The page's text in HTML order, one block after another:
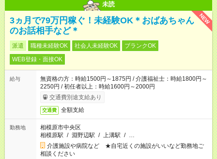
未読
NEW
3ヵ月で79万円稼ぐ！未経験OK＊おばあちゃん
のお話相手など＊
派遣 職種未経験OK 社会人未経験OK
ブランクOK
WEB登録・面接OK
給与
無資格の方：時給1500円～1875円 / 介護福祉士：時給1800円～
2250円 / 初任者以上：時給1600円～2000円
交通費別途支給あり
交通費 全額支給
勤務地
相模原市中央区
相模原駅 / 淵野辺駅 / 上溝駅 / …
介護施設や病院など ★自宅近くの施設がいいなど勤務地ご
相談ください